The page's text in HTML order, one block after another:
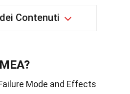
Contenuti
Mode and Effects